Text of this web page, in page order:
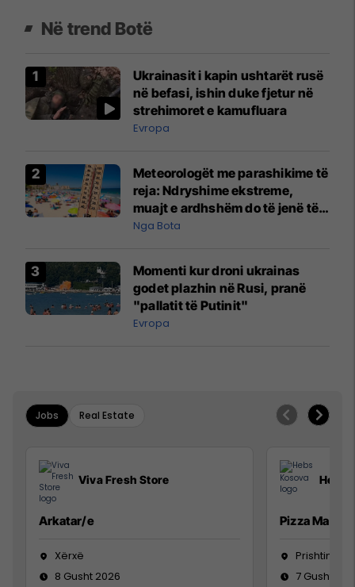
Në trend Botë
Ukrainasit i kapin ushtarët rusë
në befasi, ishin duke fjetur në
strehimoret e kamufluara
Evropa
Meteorologët me parashikime të
reja: Ndryshime ekstreme,
muajt e ardhshëm do të jenë të
pazakontë
Nga Bota
Momenti kur droni ukrainas
godet plazhin në Rusi, pranë
"pallatit të Putinit"
Evropa
Jobs Real Estate
Viva Fresh Store
Arkatar/e
Xërxë
8 Gusht 2026
Hebs
Pizza Man
Prishtinë
7 Gusht